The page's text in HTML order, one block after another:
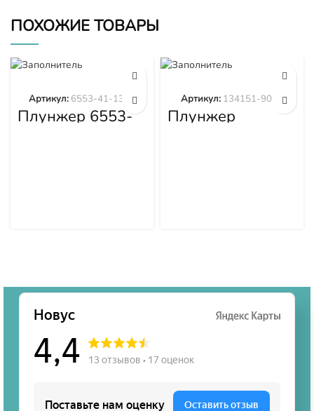
ПОХОЖИЕ ТОВАРЫ
Плунжер 6553-
41-1300
Артикул: 6553-41-1300
Плунжер
134151-9020
Артикул: 134151-9020